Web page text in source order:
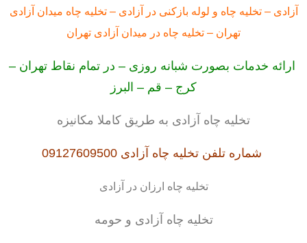
آزادی –تخلیه چاه و لوله بازکنی در آزادی – تخلیه چاه میدان آزادی
تهران – تخلیه چاه در میدان آزادی تهران
ارائه خدمات بصورت شبانه روزی – در تمام نقاط تهران –
کرج – قم – البرز
تخلیه چاه آزادی به طریق کاملا مکانیزه
شماره تلفن تخلیه چاه آزادی 09127609500
تخلیه چاه ارزان در آزادی
تخلیه چاه آزادی و حومه